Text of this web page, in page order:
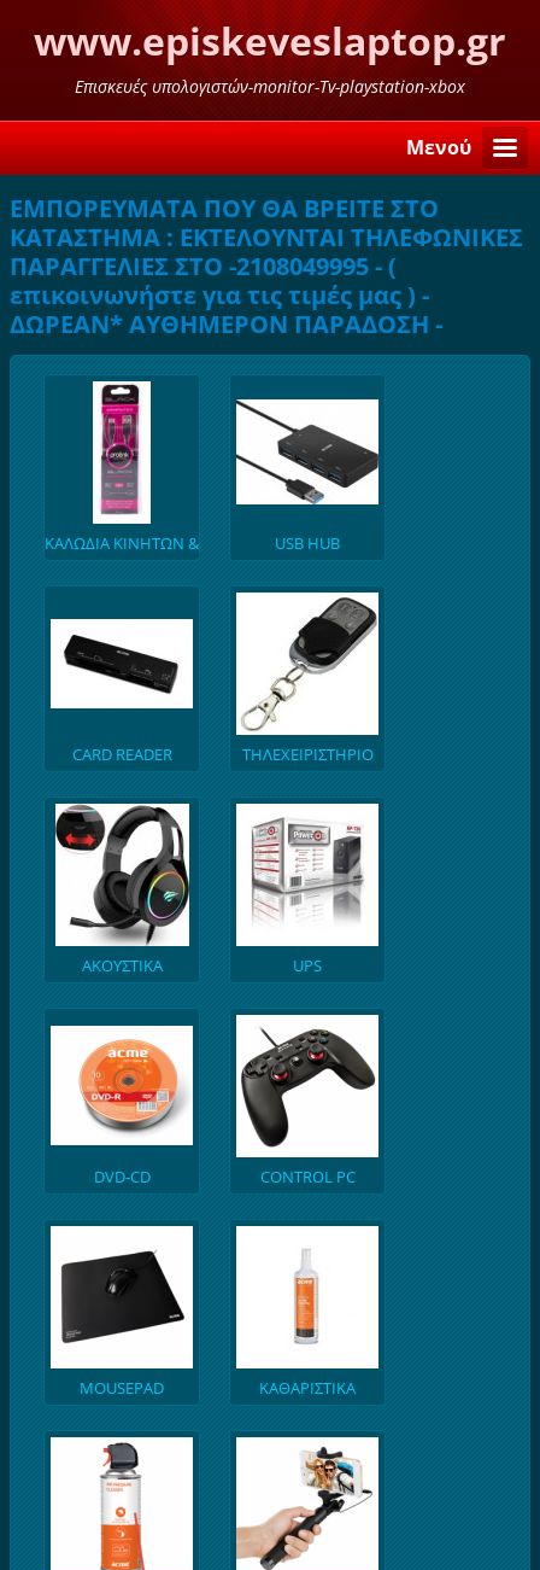
www.episkeveslaptop.gr
Επισκευές υπολογιστών-monitor-Tv-playstation-xbox
Μενού
ΕΜΠΟΡΕΥΜΑΤΑ ΠΟΥ ΘΑ ΒΡΕΙΤΕ ΣΤΟ
ΚΑΤΑΣΤΗΜΑ : ΕΚΤΕΛΟΥΝΤΑΙ ΤΗΛΕΦΩΝΙΚΕΣ
ΠΑΡΑΓΓΕΛΙΕΣ ΣΤΟ -2108049995 - (
επικοινωνήστε για τις τιμές μας ) -
ΔΩΡΕΑΝ* ΑΥΘΗΜΕΡΟΝ ΠΑΡΑΔΟΣΗ -
ΚΑΛΩΔΙΑ ΚΙΝΗΤΩΝ &
USB HUB
CARD READER
ΤΗΛΕΧΕΙΡΙΣΤΗΡΙΟ
ΑΚΟΥΣΤΙΚΑ UPS
DVD-CD CONTROL PC
MOUSEPAD
ΚΑΘΑΡΙΣΤΙΚΑ